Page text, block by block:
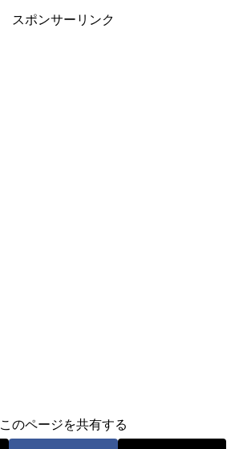
スポンサーリンク
このページを共有する